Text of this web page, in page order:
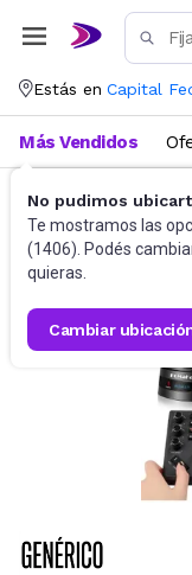
Estás en Capital
No pudimos
Te mostramos las
(1406). Podés
quieras.
cambiar
Más Vendidos
Cámaras y Video